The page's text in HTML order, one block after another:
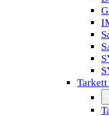
Tarkett